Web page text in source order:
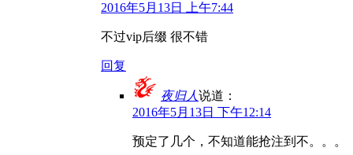
2016年5月13日 上午7:44
不过vip后缀 很不错
回复
夜归人说道：
2016年5月13日 下午12:14
预定了几个，不知道能抢注到不。。。